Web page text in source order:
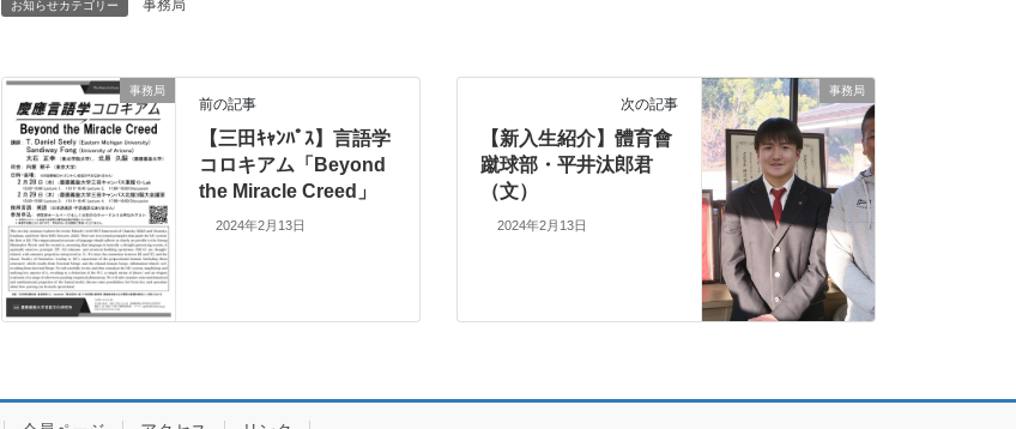
お知らせカテゴリー 事務局
事務局
前の記事
【三田ｷｬﾝﾊﾟｽ】言語学
コロキアム「Beyond
the Miracle Creed」
2024年2月13日
事務局
次の記事
【新入生紹介】體育會
蹴球部・平井汰郎君
（文）
2024年2月13日